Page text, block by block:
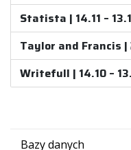
Statista | 14.11 –
Taylor and Francis |
Writefull | 14.10 –
Bazy danych